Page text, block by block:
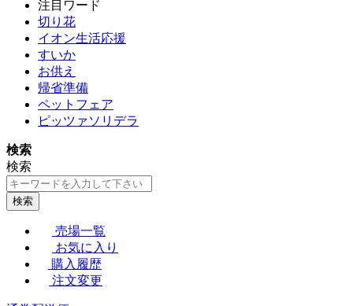
注目ワード
切り花
イオン生活応援
すいか
お供え
帰省準備
ペットフェア
ピッツァソリデラ
検索
検索
検索
売場一覧
お気に入り
購入履歴
注文変更